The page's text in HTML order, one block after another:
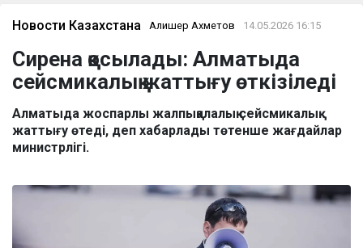
СҰХБАТ
Новости Казахстана Алишер Ахметов 14.05.2026 16:15
Сирена қосылады: Алматыда
сейсмикалық жаттығу өткізіледі
Алматыда жоспарлы жалпықалалық сейсмикалық
жаттығу өтеді, деп хабарлады төтенше жағдайлар
министрлігі.